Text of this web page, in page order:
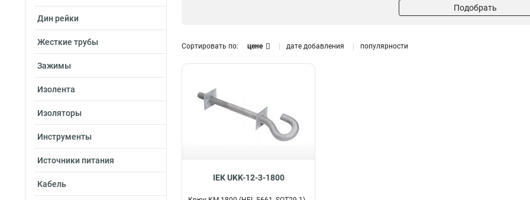
Дин рейки
Жесткие трубы
Зажимы
Изолента
Изоляторы
Инструменты
Источники питания
Кабель
Крюк 13
Подобрать
Сортировать по: цене дате добавления популярности
IEK UKK-12-3-1800